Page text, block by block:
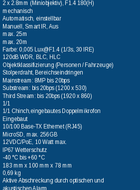
2 x 2.8mm (Miniobjektiv), F1.4 180(H)
mechanisch
Automatisch, einstellbar
Manuell, Smart IR, Aus
max. 25m
max. 20m
Farbe: 0,005 Lux@F1.4 (1/3s, 30 IRE)
120dB WDR, BLC, HLC
Objektklassifizierung (Personen / Fahrzeuge)
Stolperdraht, Bereichseindringen
Mainstream: 8MP bis 20bps
Substream: bis 20bps (1200 x 530)
Third Stream: bis 20bps (1920 x 860)
1/1
1/1 Chinch,eingebautes Doppelmikrofon
Eingebaut
10/100 Base-TX Ethernet (RJ45)
MicroSD, max. 256GB
12VDC/PoE, 10 Watt max.
IP67 Wetterschutz
-40 °C bis +60 °C
183 mm x 100 mm x 78 mm
0,69 kg
Aktive Abschreckung durch optischen und
akustischen Alarm